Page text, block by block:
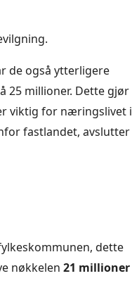
de også ytterligere
25 millioner. Dette gjør
viktig for næringslivet i
fastlandet, avslutter
dette
nøkkelen 21 millioner